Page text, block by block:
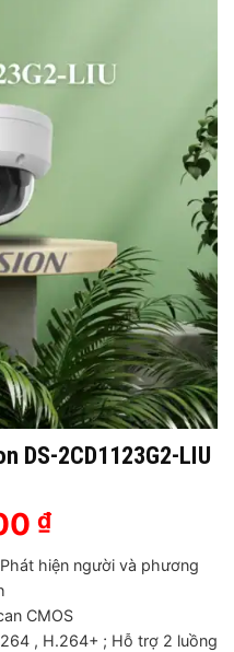
DS-2CD1123G2-LIU
₫.
₫Giá
tại
990,000 ₫.
hiện người và phương
CMOS
, H.264+ ; Hỗ trợ 2 luồng